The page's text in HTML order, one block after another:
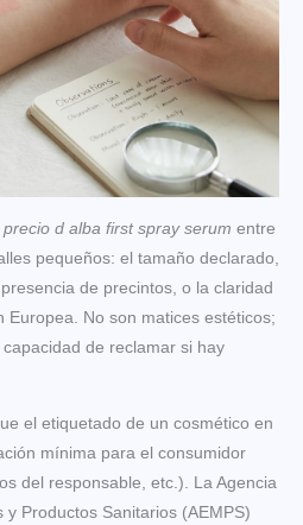
precio d alba first spray serum entre
pequeños: el tamaño declarado,
de precintos, o la claridad
Europea. No son matices estéticos;
de reclamar si hay
el etiquetado de un cosmético en
mínima para el consumidor
del responsable, etc.). La Agencia
Productos Sanitarios (AEMPS)